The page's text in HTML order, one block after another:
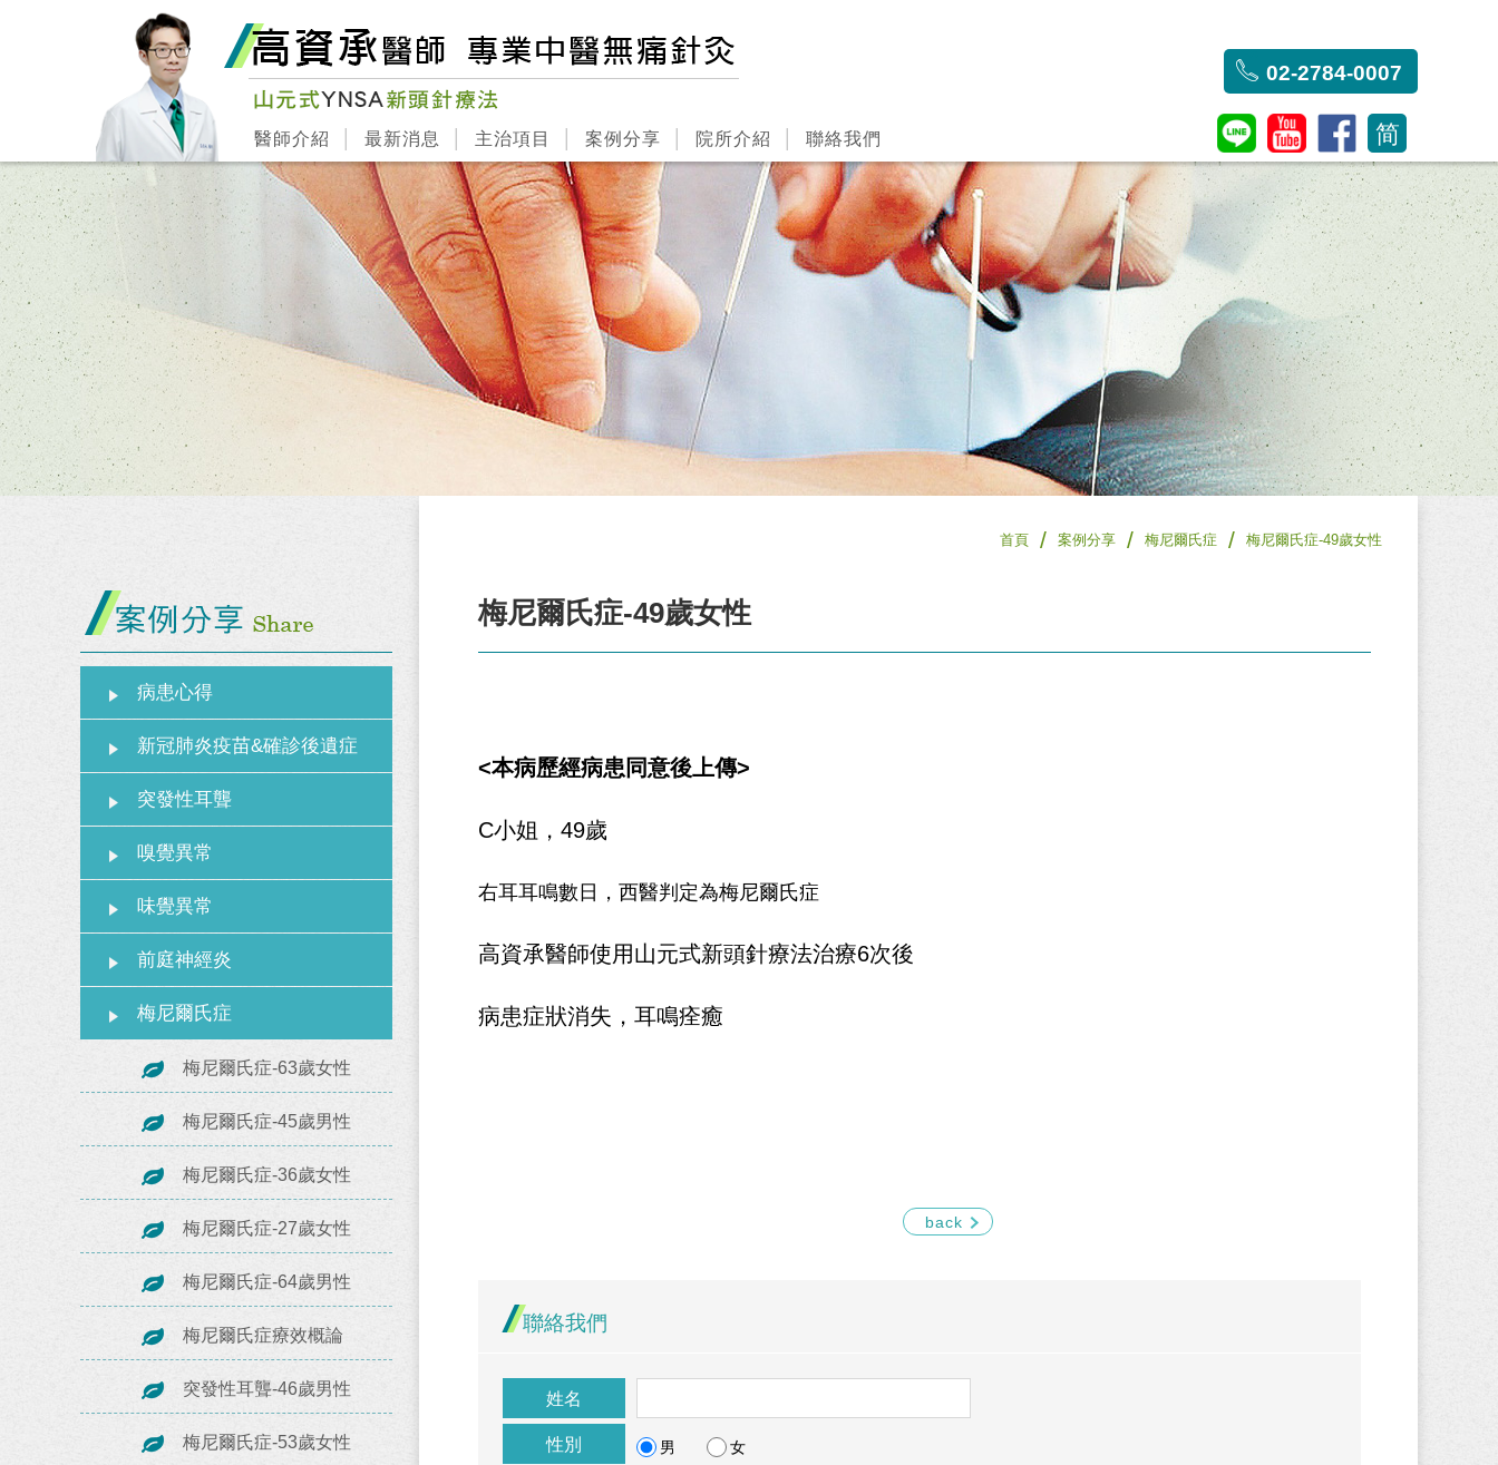
醫師介紹 最新消息 主治項目 案例分享 院所介紹 聯絡我們
02-2784-0007
简
病患心得
新冠肺炎疫苗&確診後遺症
突發性耳聾
嗅覺異常
味覺異常
前庭神經炎
梅尼爾氏症
梅尼爾氏症-63歲女性
梅尼爾氏症-45歲男性
梅尼爾氏症-36歲女性
梅尼爾氏症-27歲女性
梅尼爾氏症-64歲男性
梅尼爾氏症療效概論
突發性耳聾-46歲男性
梅尼爾氏症-53歲女性
首頁 / 案例分享 / 梅尼爾氏症 / 梅尼爾氏症-49歲女性
梅尼爾氏症-49歲女性
<本病歷經病患同意後上傳>
C小姐，49歲
右耳耳鳴數日，西醫判定為梅尼爾氏症
高資承醫師使用山元式新頭針療法治療6次後
病患症狀消失，耳鳴痊癒
back
聯絡我們
姓名
性別 男 女